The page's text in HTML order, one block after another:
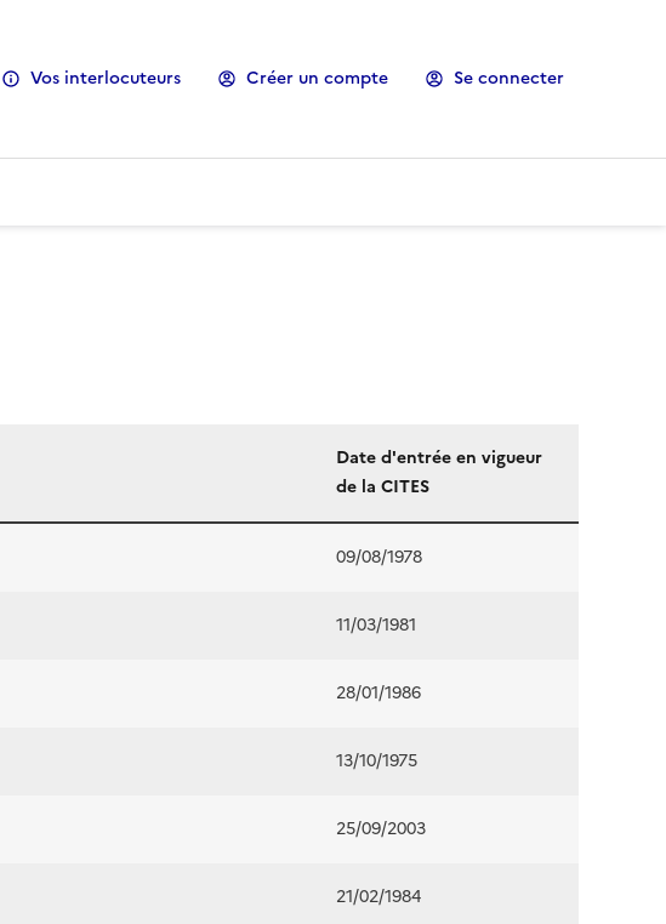
Vos interlocuteurs Créer un compte Se connecter
Date d'entrée en vigueur
de la CITES
09/08/1978
11/03/1981
28/01/1986
13/10/1975
25/09/2003
21/02/1984